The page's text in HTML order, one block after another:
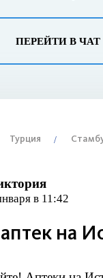
ПЕРЕЙТИ В ЧАТ
Турция
в 11:42
на